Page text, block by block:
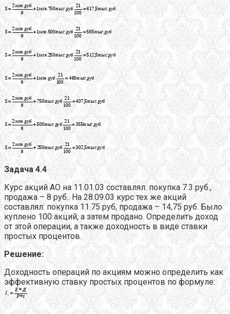
Задача 4.4
Курс акций АО на 11.01.03 составлял: покупка 7.3 руб.,
продажа – 8 руб.. На 28.09.03 курс тех же акций
составлял: покупка 11.75 руб, продажа – 14,75 руб. Было
куплено 100 акций, а затем продано. Определить доход
от этой операции, а также доходность в виде ставки
простых процентов.
Решение:
Доходность операций по акциям можно определить как
эффективную ставку простых процентов по формуле: